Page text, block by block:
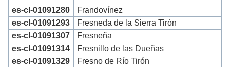
es-cl-01091280
Frandovínez
es-cl-01091293
Fresneda de la Sierra Tirón
es-cl-01091307
Fresneña
es-cl-01091314
Fresnillo de las Dueñas
es-cl-01091329
Fresno de Río Tirón